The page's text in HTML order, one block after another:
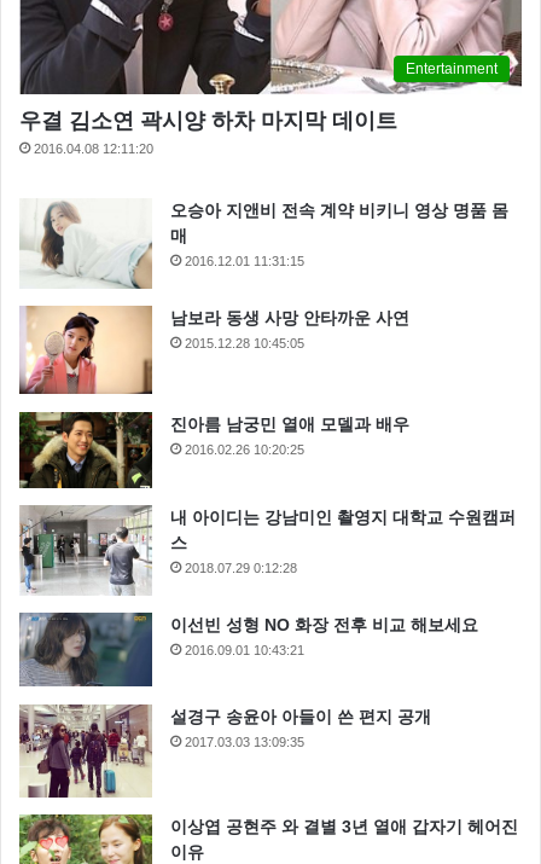
Entertainment
우결 김소연 곽시양 하차 마지막 데이트
2016.04.08 12:11:20
오승아 지앤비 전속 계약 비키니 영상 명품 몸
매
2016.12.01 11:31:15
남보라 동생 사망 안타까운 사연
2015.12.28 10:45:05
진아름 남궁민 열애 모델과 배우
2016.02.26 10:20:25
내 아이디는 강남미인 촬영지 대학교 수원캠퍼
스
2018.07.29 0:12:28
이선빈 성형 NO 화장 전후 비교 해보세요
2016.09.01 10:43:21
설경구 송윤아 아들이 쓴 편지 공개
2017.03.03 13:09:35
이상엽 공현주 와 결별 3년 열애 갑자기 헤어진
이유